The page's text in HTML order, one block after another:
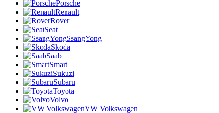
Porsche
Renault
Rover
Seat
SsangYong
Skoda
Saab
Smart
Sukuzi
Subaru
Toyota
Volvo
VW Volkswagen